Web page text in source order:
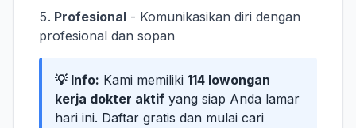
Profesional - Komunikasikan diri dengan
profesional dan sopan
💡 Info: Kami memiliki 114 lowongan
kerja dokter aktif yang siap Anda lamar
hari ini. Daftar gratis dan mulai cari